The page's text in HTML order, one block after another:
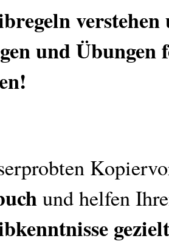
und Übungen
und helfen